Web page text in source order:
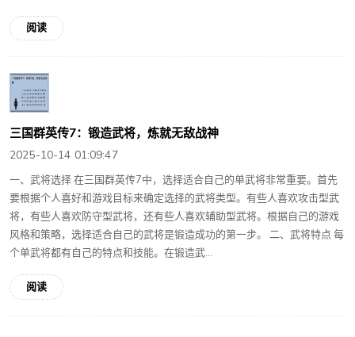
阅读
三国群英传7：锻造武将，炼就无敌战神
2025-10-14 01:09:47
一、武将选择 在三国群英传7中，选择适合自己的单武将非常重要。首先
要根据个人喜好和游戏目标来确定选择的武将类型。有些人喜欢攻击型武
将，有些人喜欢防守型武将，还有些人喜欢辅助型武将。根据自己的游戏
风格和策略，选择适合自己的武将是锻造成功的第一步。 二、武将特点 每
个单武将都有自己的特点和技能。在锻造武...
阅读